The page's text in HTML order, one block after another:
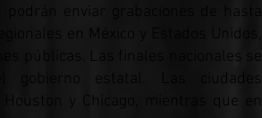
podrán enviar grabaciones de hasta
en México y Estados Unidos,
públicas. Las finales nacionales se
gobierno estatal. Las ciudades
y Chicago, mientras que en